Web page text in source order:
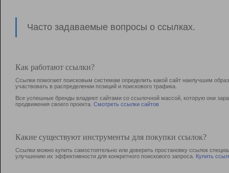
Часто задаваемые вопросы о ссылках.
Как работают ссылки?
Ссылки помогают поисковым системам определить какой сайт наилучшим
участвовать в раcпределении позиций и поискового трафика.
Все успешные бренды владеют сайтами со ссылочной массой, которую они
продвижения своего проекта. Смотреть ссылки сайтов
Какие существуют инструменты для покупки ссылок?
Ссылки можно купить самостоятельно или доверить простановку ссылок
улучшению их эффективности для конкретного поискового запроса. Купить